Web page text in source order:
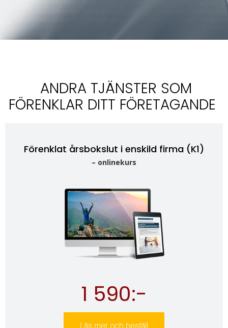
ANDRA TJÄNSTER SOM
FÖRENKLAR DITT FÖRETAGANDE
Förenklat årsbokslut i enskild firma (K1)
– onlinekurs
1 590:-
Läs mer och beställ